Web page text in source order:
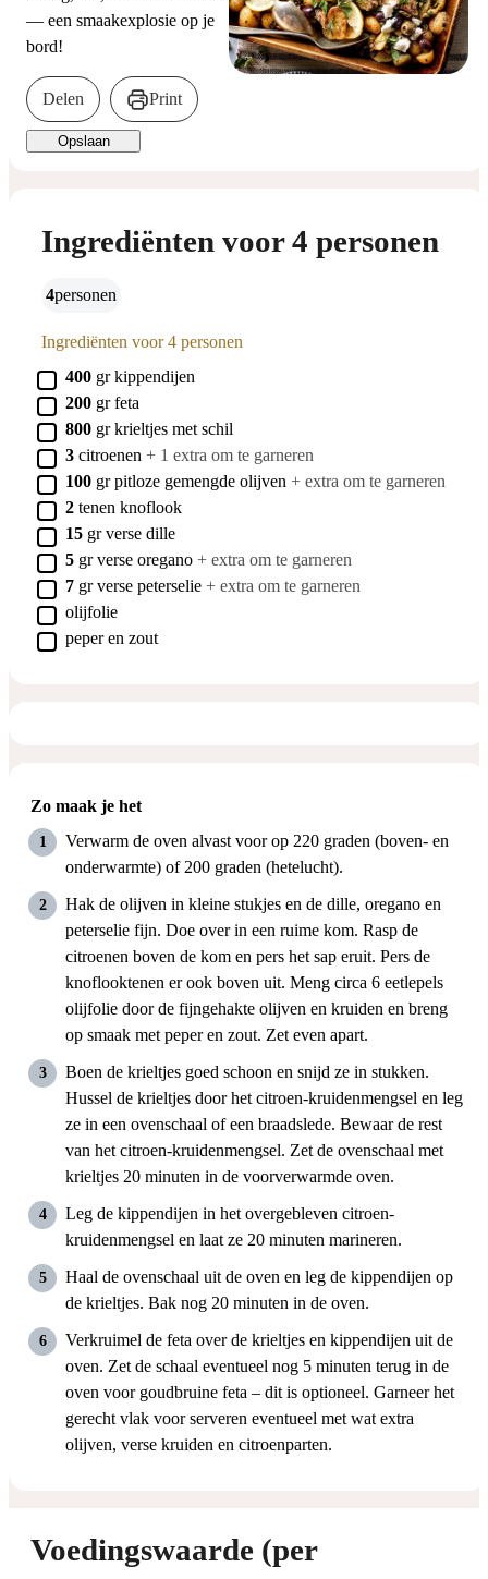
— een smaakexplosie op je
bord!
Delen Print
Opslaan
Ingrediënten voor 4 personen
4 personen
Ingrediënten voor 4 personen
▢
400 gr kippendijen
▢
200 gr feta
▢
800 gr krieltjes met schil
▢
3 citroenen + 1 extra om te garneren
▢
100 gr pitloze gemengde olijven + extra om te garneren
▢
2 tenen knoflook
▢
15 gr verse dille
▢
5 gr verse oregano + extra om te garneren
▢
7 gr verse peterselie + extra om te garneren
▢
olijfolie
▢
peper en zout
Zo maak je het
Verwarm de oven alvast voor op 220 graden (boven- en
onderwarmte) of 200 graden (hetelucht).
Hak de olijven in kleine stukjes en de dille, oregano en
peterselie fijn. Doe over in een ruime kom. Rasp de
citroenen boven de kom en pers het sap eruit. Pers de
knoflooktenen er ook boven uit. Meng circa 6 eetlepels
olijfolie door de fijngehakte olijven en kruiden en breng
op smaak met peper en zout. Zet even apart.
Boen de krieltjes goed schoon en snijd ze in stukken.
Hussel de krieltjes door het citroen-kruidenmengsel en leg
ze in een ovenschaal of een braadslede. Bewaar de rest
van het citroen-kruidenmengsel. Zet de ovenschaal met
krieltjes 20 minuten in de voorverwarmde oven.
Leg de kippendijen in het overgebleven citroen-
kruidenmengsel en laat ze 20 minuten marineren.
Haal de ovenschaal uit de oven en leg de kippendijen op
de krieltjes. Bak nog 20 minuten in de oven.
Verkruimel de feta over de krieltjes en kippendijen uit de
oven. Zet de schaal eventueel nog 5 minuten terug in de
oven voor goudbruine feta – dit is optioneel. Garneer het
gerecht vlak voor serveren eventueel met wat extra
olijven, verse kruiden en citroenparten.
Voedingswaarde (per